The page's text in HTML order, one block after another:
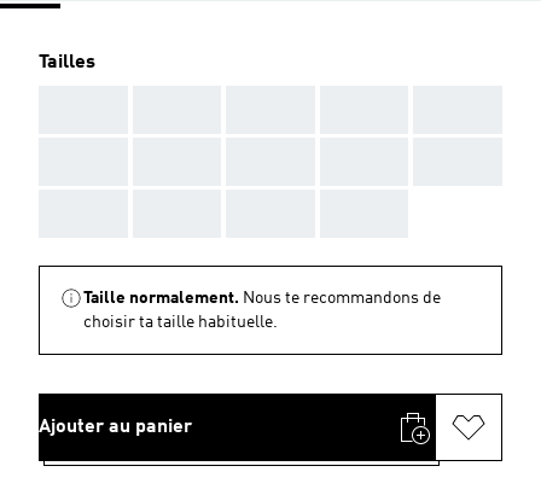
Tailles
Taille normalement. Nous te recommandons de
choisir ta taille habituelle.
Ajouter au panier